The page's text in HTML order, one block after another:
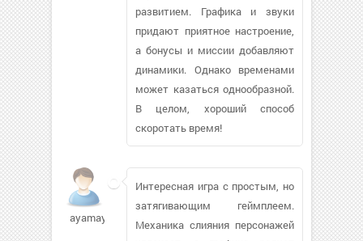
развитием. Графика и звуки
придают приятное настроение,
а бонусы и миссии добавляют
динамики. Однако временами
может казаться однообразной.
В целом, хороший способ
скоротать время!
ayamaya13
Интересная игра с простым, но
затягивающим геймплеем.
Механика слияния персонажей